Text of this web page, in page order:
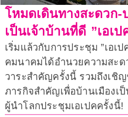
โหมดเดินทางสะดวก
เป็นเจ้าบ้านที่ดี ”เอเป
เริ่มแล้วกับการประชุม ”เอเป
คมนาคมได้อำนวยความสะ
วาระสำคัญครั้งนี้ รวมถึงเชิ
ภารกิจสำคัญเพื่อบ้านเมืองเ
ผู้นำโลกประชุมเอเปคครั้งนี้!